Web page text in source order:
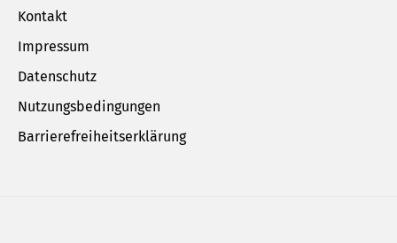
Kontakt
Impressum
Datenschutz
Nutzungsbedingungen
Barrierefreiheitserklärung